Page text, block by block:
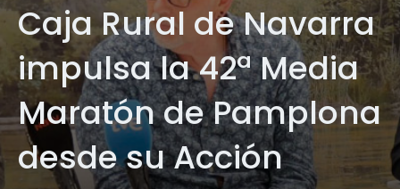
Caja Rural de Navarra
impulsa la 42ª Media
Maratón de Pamplona
desde su Acción